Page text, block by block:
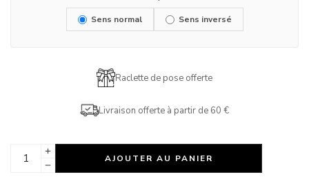
Sens normal Sens inversé
Raclette de pose offerte
Livraison offerte à partir de 60 €
AJOUTER AU PANIER